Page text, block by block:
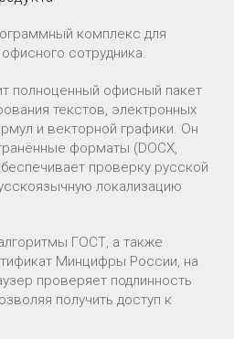
комплекс для
сотрудника.
полноценный офисный пакет
текстов, электронных
и векторной графики. Он
форматы (DOCX,
проверку русской
локализацию
ГОСТ, а также
Минцифры России, на
проверяет подлинность
получить доступ к